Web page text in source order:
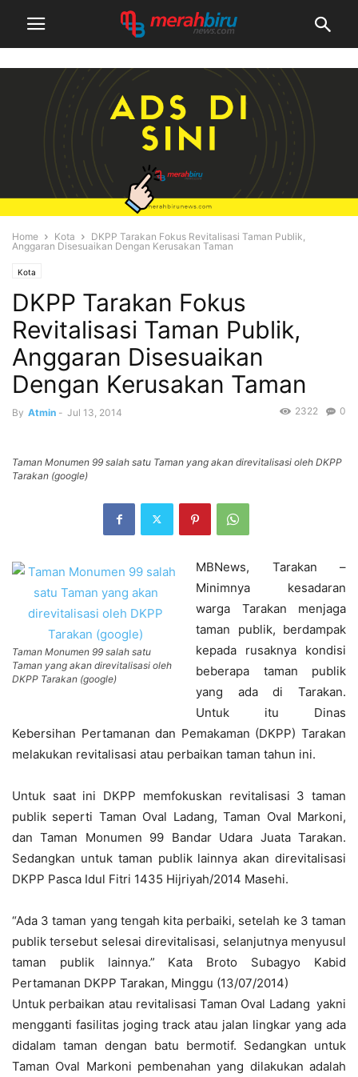
Home Kota
DKPP Tarakan Fokus Revitalisasi Taman Publik,
Anggaran Disesuaikan Dengan Kerusakan Taman
Kota
DKPP Tarakan Fokus
Revitalisasi Taman Publik,
Anggaran Disesuaikan
Dengan Kerusakan Taman
By Atmin - Jul 13, 2014 0
2322
Taman Monumen 99 salah satu Taman yang akan direvitalisasi oleh DKPP
Tarakan (google)
Taman Monumen 99 salah satu
Taman yang akan direvitalisasi oleh
DKPP Tarakan (google)
MBNews, Tarakan –
Minimnya kesadaran
warga Tarakan menjaga
taman publik, berdampak
kepada rusaknya kondisi
beberapa taman publik
yang ada di Tarakan.
Untuk itu Dinas
Kebersihan Pertamanan dan Pemakaman (DKPP) Tarakan
melakukan revitalisasi atau perbaikan taman tahun ini.
Untuk saat ini DKPP memfokuskan revitalisasi 3 taman
publik seperti Taman Oval Ladang, Taman Oval Markoni,
dan Taman Monumen 99 Bandar Udara Juata Tarakan.
Sedangkan untuk taman publik lainnya akan direvitalisasi
DKPP Pasca Idul Fitri 1435 Hijriyah/2014 Masehi.
“Ada 3 taman yang tengah kita perbaiki, setelah ke 3 taman
publik tersebut selesai direvitalisasi, selanjutnya menyusul
taman publik lainnya.” Kata Broto Subagyo Kabid
Pertamanan DKPP Tarakan, Minggu (13/07/2014)
Untuk perbaikan atau revitalisasi Taman Oval Ladang yakni
mengganti fasilitas joging track atau jalan lingkar yang ada
didalam taman dengan batu bermotif. Sedangkan untuk
Taman Oval Markoni pembenahan yang dilakukan adalah